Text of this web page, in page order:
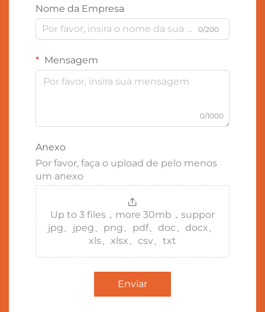
Nome da Empresa
0/200
Mensagem
0/1000
Anexo
Por favor, faça o upload de pelo menos
um anexo
Up to 3 files，more 30mb，suppor
jpg、jpeg、png、pdf、doc、docx、
xls、xlsx、csv、txt
Enviar